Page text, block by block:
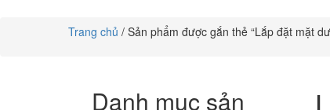
Trang chủ / Sản phẩm được gắn thẻ “Lắp đặt mặt
Danh mục sản